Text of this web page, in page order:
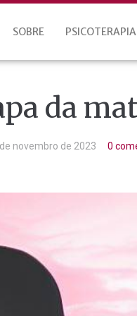
SOBRE PSICOTERAPIA
da
novembro de 2023 0